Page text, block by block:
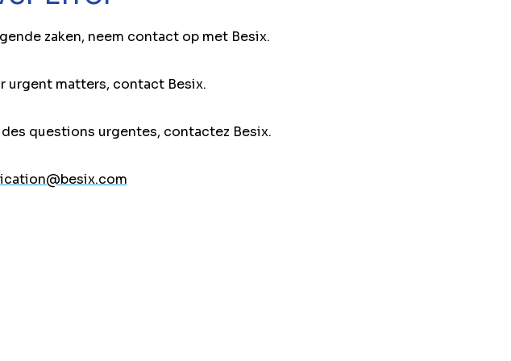
zaken, neem contact op met Besix.
urgent matters, contact Besix.
questions urgentes, contactez Besix.